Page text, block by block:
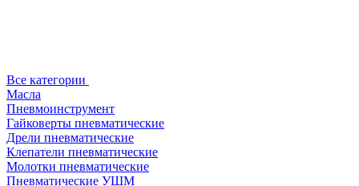
Все категории
Масла
Пневмоинструмент
Гайковерты пневматические
Дрели пневматические
Клепатели пневматические
Молотки пневматические
Пневматические УШМ